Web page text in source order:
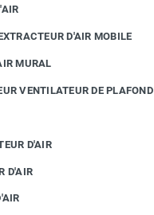
D'AIR MOBILE
MURAL
VENTILATEUR DE PLAFOND
D'AIR
D'AIR